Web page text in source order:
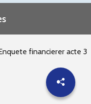
financierer acte 3